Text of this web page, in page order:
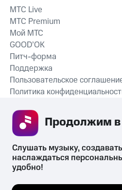
СКАЧАТЬ
MTС Live
MTС Premium
Мой МТС
GOOD’OK
Питч-форма
Поддержка
Пользовательское
Политика
психотропных веществ, их
Слушать музыку,
наслаждаться
удобно!